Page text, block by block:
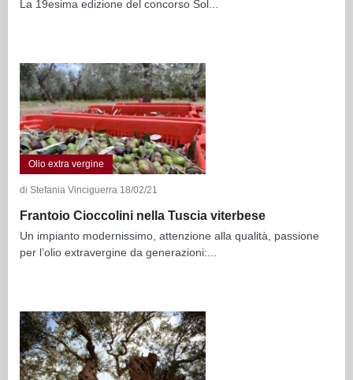
La 19esima edizione del concorso Sol...
Olio extra vergine
di Stefania Vinciguerra 18/02/21
Frantoio Cioccolini nella Tuscia viterbese
Un impianto modernissimo, attenzione alla qualità, passione
per l’olio extravergine da generazioni:...